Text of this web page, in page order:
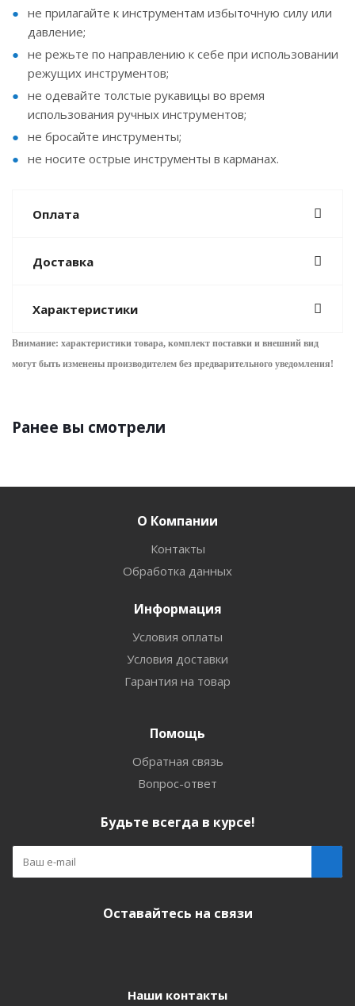
не прилагайте к инструментам избыточную силу или
давление;
не режьте по направлению к себе при использовании
режущих инструментов;
не одевайте толстые рукавицы во время
использования ручных инструментов;
не бросайте инструменты;
не носите острые инструменты в карманах.
Оплата
Доставка
Характеристики
Внимание: характеристики товара, комплект поставки и внешний вид
могут быть изменены производителем без предварительного уведомления!
Ранее вы смотрели
О Компании
Контакты
Обработка данных
Информация
Условия оплаты
Условия доставки
Гарантия на товар
Помощь
Обратная связь
Вопрос-ответ
Будьте всегда в курсе!
Оставайтесь на связи
Наши контакты